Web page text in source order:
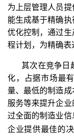
为上层管理人员
能生成基于精确
优化控制，通过
程计划，为精确表
其次在竞争日
化，占据市场最
量、最低的制造
服务等来提升企
过全面的制造业
企业提供最佳的